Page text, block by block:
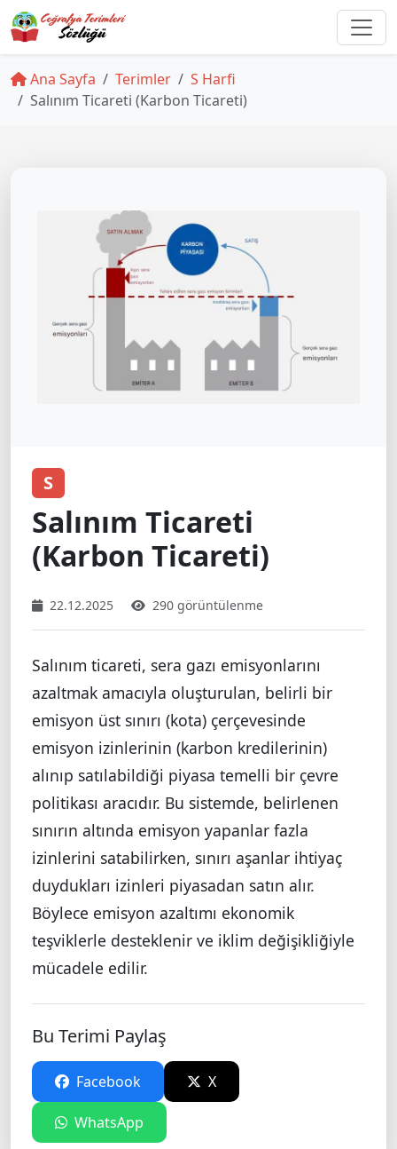
Ana Sayfa Terimler
S Harfi
Salınım Ticareti (Karbon Ticareti)
S
Salınım Ticareti
(Karbon Ticareti)
22.12.2025 290 görüntülenme
Salınım ticareti, sera gazı emisyonlarını
azaltmak amacıyla oluşturulan, belirli bir
emisyon üst sınırı (kota) çerçevesinde
emisyon izinlerinin (karbon kredilerinin)
alınıp satılabildiği piyasa temelli bir çevre
politikası aracıdır. Bu sistemde, belirlenen
sınırın altında emisyon yapanlar fazla
izinlerini satabilirken, sınırı aşanlar ihtiyaç
duydukları izinleri piyasadan satın alır.
Böylece emisyon azaltımı ekonomik
teşviklerle desteklenir ve iklim değişikliğiyle
mücadele edilir.
Bu Terimi Paylaş
Facebook X
WhatsApp